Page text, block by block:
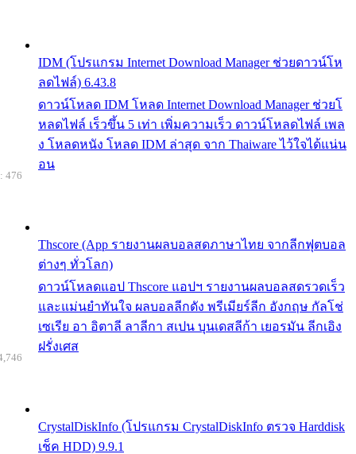
IDM (โปรแกรม Internet Download Manager ช่วยดาวน์โห
ลดไฟล์) 6.43.8
ดาวน์โหลด IDM โหลด Internet Download Manager ช่วยโ
หลดไฟล์ เร็วขึ้น 5 เท่า เพิ่มความเร็ว ดาวน์โหลดไฟล์ เพล
ง โหลดหนัง โหลด IDM ล่าสุด จาก Thaiware ไว้ใจได้แน่น
อน
Thscore (App รายงานผลบอลสดภาษาไทย จากลีกฟุตบอล
ต่างๆ ทั่วโลก)
ดาวน์โหลดแอป Thscore แอปฯ รายงานผลบอลสดรวดเร็ว
และแม่นยำทันใจ ผลบอลลีกดัง พรีเมียร์ลีก อังกฤษ กัลโช่
เซเรีย อา อิตาลี ลาลีกา สเปน บุนเดสลีก้า เยอรมัน ลีกเอิง
ฝรั่งเศส
476
CrystalDiskInfo (โปรแกรม CrystalDiskInfo ตรวจ Harddisk
เช็ค HDD) 9.9.1